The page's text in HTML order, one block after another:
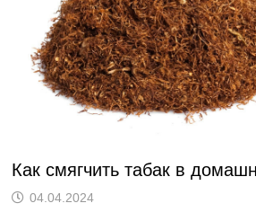
Как смягчить табак в
04.04.2024